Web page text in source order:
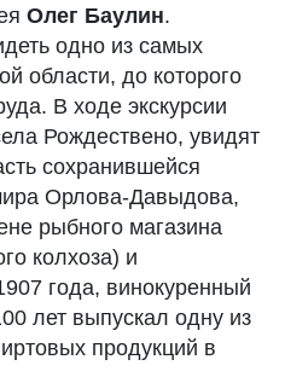
Олег Баулин.
одно из самых
области, до которого
В ходе экскурсии
Рождествено, увидят
сохранившейся
Орлова-Давыдова,
рыбного магазина
колхоза) и
года, винокуренный
лет выпускал одну из
продукций в